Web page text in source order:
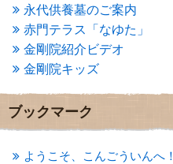
2013年5月(13)
2013年4月(1)
2013年3月 (4)
2013年2月(6)
2013年1月(6)
2012年12月(7)
2012年11月(7)
2012年10月
2012年8月
(9)
永代供養墓のご案内
赤門テラス「なゆた」
金剛院紹介ビデオ
金剛院キッズ
ブックマーク
ようこそ、こんごういんへ！